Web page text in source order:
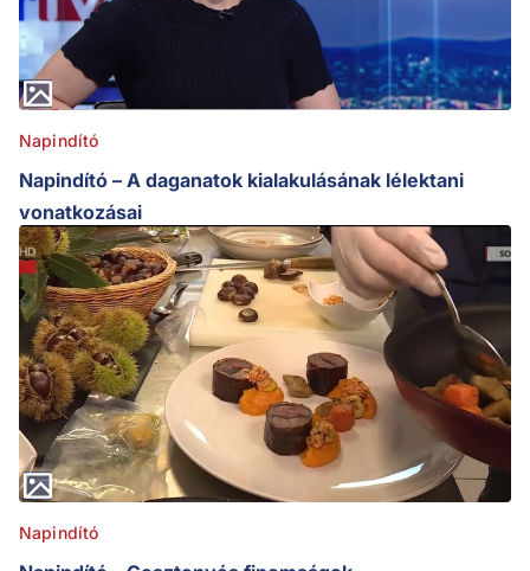
Napindító
Napindító – A daganatok kialakulásának lélektani
vonatkozásai
Napindító